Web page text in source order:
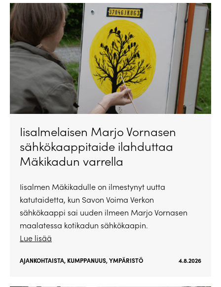
Iisalmelaisen Marjo Vornasen
sähkökaappitaide ilahduttaa
Mäkikadun varrella
Iisalmen Mäkikadulle on ilmestynyt uutta
katutaidetta, kun Savon Voima Verkon
sähkökaappi sai uuden ilmeen Marjo Vornasen
maalatessa kotikadun sähkökaapin.
Lue lisää
AJANKOHTAISTA, KUMPPANUUS,YMPÄRISTÖ 4.8.2026